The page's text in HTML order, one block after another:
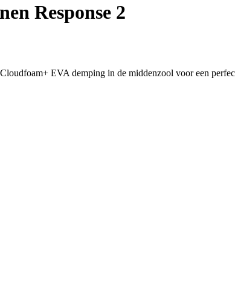
Response 2
EVA demping in de middenzool voor een